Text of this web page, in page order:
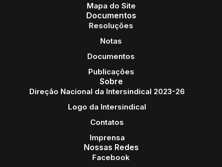
Mapa do Site
Documentos
Resoluções
Notas
Documentos
Publicações
Sobre
Direção Nacional da Intersindical 2023-26
Logo da Intersindical
Contatos
Imprensa
Nossas Redes
Facebook